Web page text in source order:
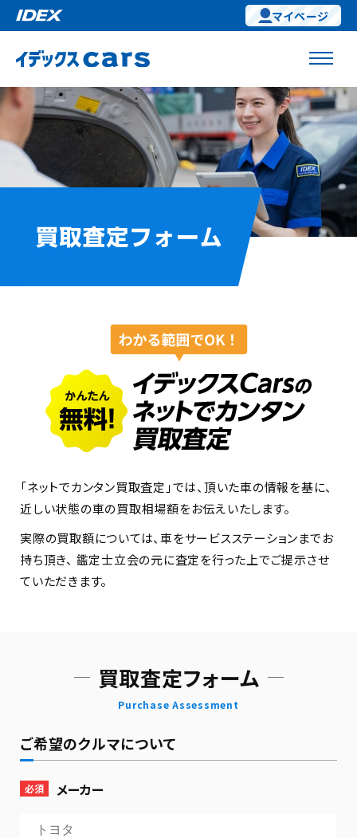
マイページ
「ネットでカンタン買取査定」では、頂いた車の情報を基に、
近しい状態の車の買取相場額をお伝えいたします。
実際の買取額については、車をサービスステーションまでお
持ち頂き、 鑑定士立会の元に査定を行った上でご提示させ
ていただきます。
買取査定フォーム
Purchase Assessment
ご希望のクルマについて
必須 メーカー